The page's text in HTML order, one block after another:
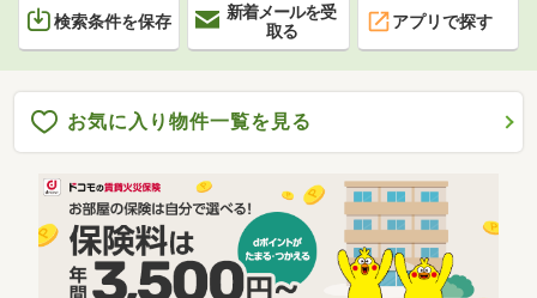
検索条件を保存
新着メールを受
取る
アプリで探す
お気に入り物件一覧を見る